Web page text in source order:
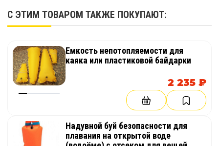
С ЭТИМ ТОВАРОМ ТАКЖЕ ПОКУПАЮТ:
Емкость непотопляемости для
каяка или пластиковой байдарки
2 235 ₽
Надувной буй безопасности для
плавания на открытой воде